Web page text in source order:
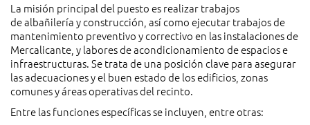
La misión principal del puesto es realizar trabajos
de albañilería y construcción, así como ejecutar trabajos de
mantenimiento preventivo y correctivo en las instalaciones de
Mercalicante, y labores de acondicionamiento de espacios e
infraestructuras. Se trata de una posición clave para asegurar
las adecuaciones y el buen estado de los edificios, zonas
comunes y áreas operativas del recinto.
Entre las funciones específicas se incluyen, entre otras: